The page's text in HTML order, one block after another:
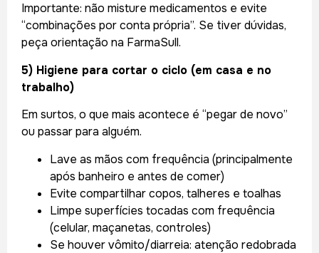
Importante: não misture medicamentos e evite
“combinações por conta própria”. Se tiver dúvidas,
peça orientação na FarmaSull.
5) Higiene para cortar o ciclo (em casa e no
trabalho)
Em surtos, o que mais acontece é “pegar de novo”
ou passar para alguém.
Lave as mãos com frequência (principalmente
após banheiro e antes de comer)
Evite compartilhar copos, talheres e toalhas
Limpe superfícies tocadas com frequência
(celular, maçanetas, controles)
Se houver vômito/diarreia: atenção redobrada